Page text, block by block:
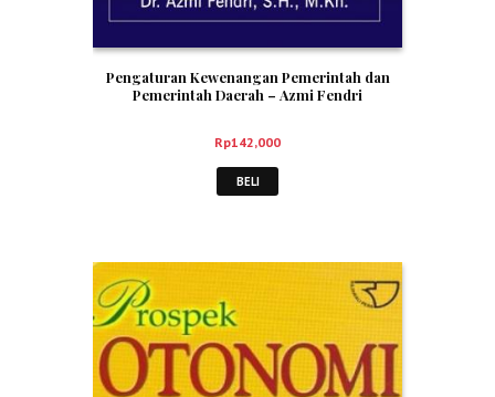
Pengaturan Kewenangan Pemerintah dan
Pemerintah Daerah – Azmi Fendri
Rp142,000
BELI